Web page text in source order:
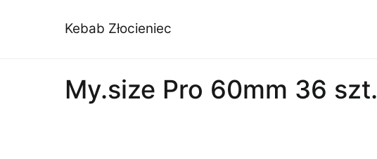
Kebab Złocieniec
My.size Pro 60mm 36 szt.